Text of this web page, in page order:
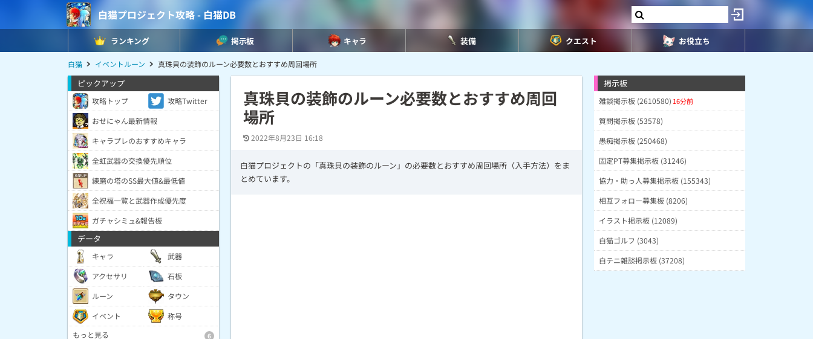
白猫プロジェクト攻略 - 白猫DB
ランキング 掲示板 キャラ 装備 クエスト お役立ち
白猫 イベントルーン 真珠貝の装飾のルーン必要数とおすすめ周回場所
真珠貝の装飾のルーン必要数とおすすめ周回
場所
2022年8月23日 16:18
白猫プロジェクトの「真珠貝の装飾のルーン」の必要数とおすすめ周回場所（入手方法）をま
とめています。
ピックアップ
攻略トップ
攻略Twitter
おせにゃん最新情報
キャラプレのおすすめキャラ
全虹武器の交換優先順位
練磨の塔のSS最大値&最低値
全祝福一覧と武器作成優先度
ガチャシミュ&報告板
データ
キャラ
武器
アクセサリ
石板
ルーン
タウン
イベント
称号
もっと見る
6
掲示板
雑談掲示板 (2610580) 16分前
質問掲示板 (53578)
愚痴掲示板 (250468)
固定PT募集掲示板 (31246)
協力・助っ人募集掲示板 (155343)
相互フォロー募集板 (8206)
イラスト掲示板 (12089)
白猫ゴルフ (3043)
白テニ雑談掲示板 (37208)